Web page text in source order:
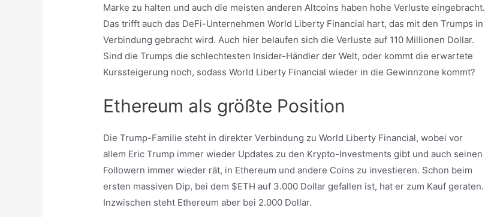
Marke zu halten und auch die meisten anderen Altcoins haben hohe Verluste eingebracht.
Das trifft auch das DeFi-Unternehmen World Liberty Financial hart, das mit den Trumps in
Verbindung gebracht wird. Auch hier belaufen sich die Verluste auf 110 Millionen Dollar.
Sind die Trumps die schlechtesten Insider-Händler der Welt, oder kommt die erwartete
Kurssteigerung noch, sodass World Liberty Financial wieder in die Gewinnzone kommt?
Ethereum als größte Position
Die Trump-Familie steht in direkter Verbindung zu World Liberty Financial, wobei vor
allem Eric Trump immer wieder Updates zu den Krypto-Investments gibt und auch seinen
Followern immer wieder rät, in Ethereum und andere Coins zu investieren. Schon beim
ersten massiven Dip, bei dem $ETH auf 3.000 Dollar gefallen ist, hat er zum Kauf geraten.
Inzwischen steht Ethereum aber bei 2.000 Dollar.